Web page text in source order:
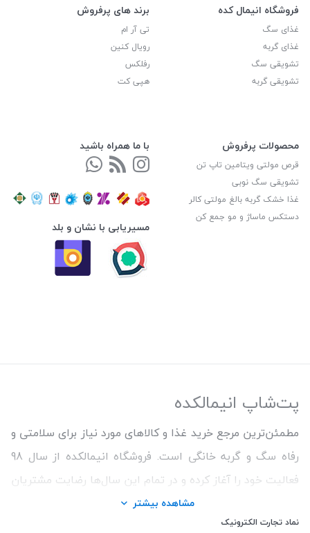
فروشگاه انیمال کده
غذای سگ
غذای گربه
تشویقی سگ
تشویقی گربه
برند های پرفروش
تی آر ام
رویال کنین
رفلکس
هپی کت
محصولات پرفروش
قرص مولتی ویتامین تاپ تن
تشویقی سگ نوبی
غذا خشک گربه بالغ مولتی کالر
دستکس ماساژ و مو جمع کن
با ما همراه باشید
مسیریابی با نشان و بلد
پت‌شاپ انیمالکده
مطمئن‌ترین مرجع خرید غذا و کالاهای مورد نیاز برای سلامتی و
رفاه سگ و گربه خانگی است. فروشگاه انیمالکده از سال 98
فعالیت خود را آغاز کرده و در تمام این سال‌ها رضایت مشتریان
و ارائه محصولات اورجینال و با کیفیت برای حفظ سلامتی
حیوانات را اولویت کار خود قرار داده است. ما همواره سعی
مشاهده بیشتر
نماد تجارت الکترونیک